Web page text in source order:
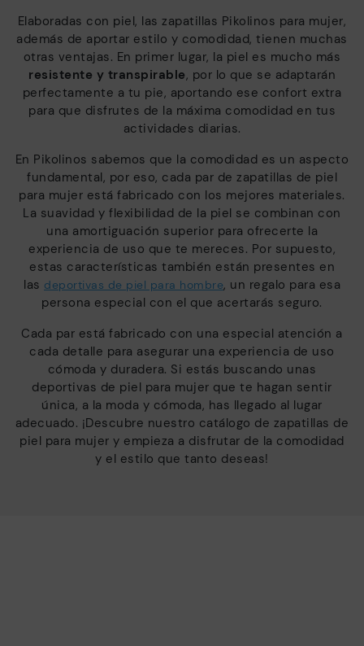
Elaboradas con piel, las zapatillas Pikolinos para mujer,
además de aportar estilo y comodidad, tienen muchas
otras ventajas. En primer lugar, la piel es mucho más
resistente y transpirable, por lo que se adaptarán
perfectamente a tu pie, aportando ese confort extra
para que disfrutes de la máxima comodidad en tus
actividades diarias.
En Pikolinos sabemos que la comodidad es un aspecto
fundamental, por eso, cada par de zapatillas de piel
para mujer está fabricado con los mejores materiales.
La suavidad y flexibilidad de la piel se combinan con
una amortiguación superior para ofrecerte la
experiencia de uso que te mereces. Por supuesto,
estas características también están presentes en
las deportivas de piel para hombre, un regalo para esa
persona especial con el que acertarás seguro.
Cada par está fabricado con una especial atención a
cada detalle para asegurar una experiencia de uso
cómoda y duradera. Si estás buscando unas
deportivas de piel para mujer que te hagan sentir
única, a la moda y cómoda, has llegado al lugar
adecuado. ¡Descubre nuestro catálogo de zapatillas de
piel para mujer y empieza a disfrutar de la comodidad
y el estilo que tanto deseas!